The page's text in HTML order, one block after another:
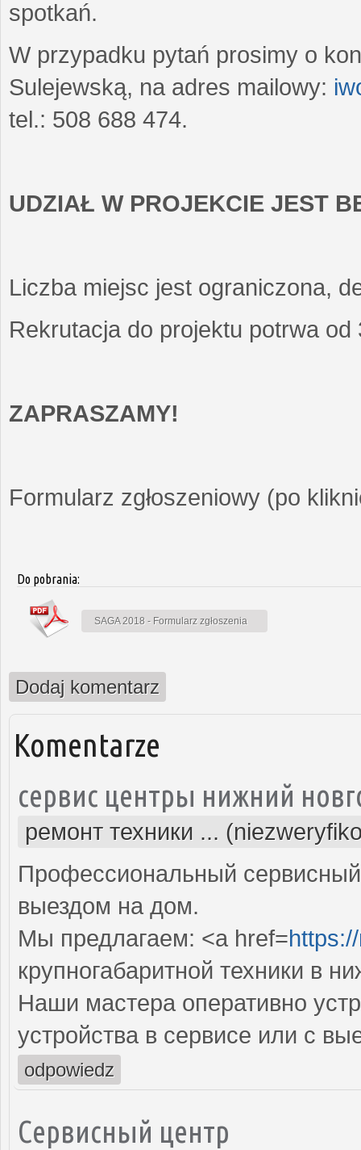
spotkań.
W przypadku pytań prosimy o
Sulejewską, na adres mailowy:
tel.: 508 688 474.
UDZIAŁ W PROJEKCIE JEST
Liczba miejsc jest ograniczona,
Rekrutacja do projektu potrwa
ZAPRASZAMY!
Formularz zgłoszeniowy (po
Do pobrania:
SAGA 2018 - Formularz zgłoszenia
Dodaj komentarz
Komentarze
сервис центры нижний
ремонт техники ...
Профессиональный
выездом на дом.
Мы предлагаем: <a href=
крупногабаритной техники в
Наши мастера оперативно
устройства в сервисе или с
odpowiedz
Сервисный центр